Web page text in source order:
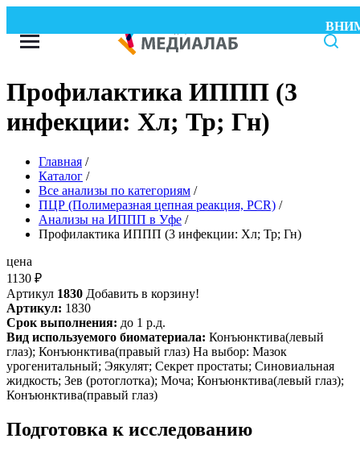
Профилактика ИППП (3
инфекции: Хл; Тр; Гн)
Главная /
Каталог /
Все анализы по категориям /
ПЦР (Полимеразная цепная реакция, PCR) /
Анализы на ИППП в Уфе /
Профилактика ИППП (3 инфекции: Хл; Тр; Гн)
цена
1130 ₽
Артикул 1830 Добавить в корзину!
Артикул: 1830
Срок выполнения: до 1 р.д.
Вид используемого биоматериала: Конъюнктива(левый
глаз); Конъюнктива(правый глаз) На выбор: Мазок
урогенитальный; Эякулят; Секрет простаты; Синовиальная
жидкость; Зев (ротоглотка); Моча; Конъюнктива(левый глаз);
Конъюнктива(правый глаз)
Подготовка к исследованию